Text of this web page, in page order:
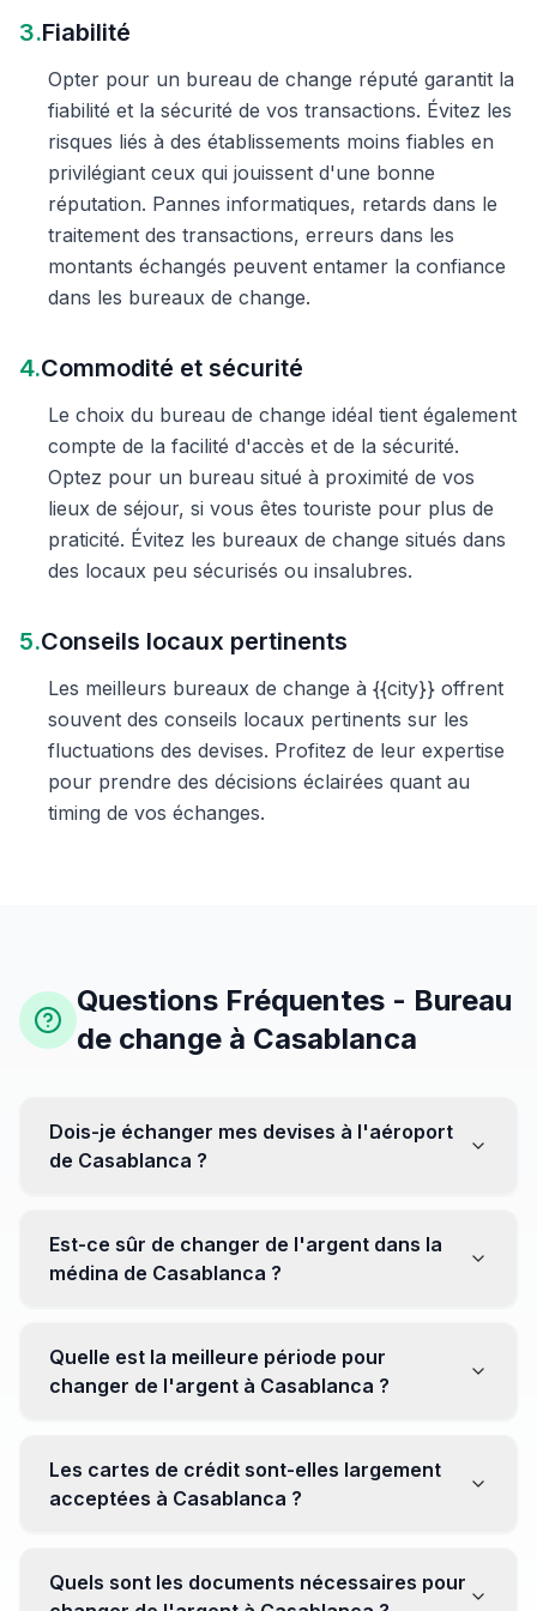
3.Fiabilité
Opter pour un bureau de change réputé garantit la
fiabilité et la sécurité de vos transactions. Évitez les
risques liés à des établissements moins fiables en
privilégiant ceux qui jouissent d'une bonne
réputation. Pannes informatiques, retards dans le
traitement des transactions, erreurs dans les
montants échangés peuvent entamer la confiance
dans les bureaux de change.
4.Commodité et sécurité
Le choix du bureau de change idéal tient également
compte de la facilité d'accès et de la sécurité.
Optez pour un bureau situé à proximité de vos
lieux de séjour, si vous êtes touriste pour plus de
praticité. Évitez les bureaux de change situés dans
des locaux peu sécurisés ou insalubres.
5.Conseils locaux pertinents
Les meilleurs bureaux de change à {{city}} offrent
souvent des conseils locaux pertinents sur les
fluctuations des devises. Profitez de leur expertise
pour prendre des décisions éclairées quant au
timing de vos échanges.
Questions Fréquentes - Bureau
de change à Casablanca
Dois-je échanger mes devises à l'aéroport
de Casablanca ?
être moins avantageux. Orientez-vous plutôt vers les
bureaux de change en ville pour obtenir de meilleurs
Est-ce sûr de changer de l'argent dans la
médina de Casablanca ?
établissements réputés pour éviter les surprises.
Quelle est la meilleure période pour
changer de l'argent à Casablanca ?
soyez attentif aux fluctuations pour maximiser la valeur
de vos devises.
Les cartes de crédit sont-elles largement
acceptées à Casablanca ?
Cependant, avoir un peu de monnaie locale peut être
Quels sont les documents nécessaires pour